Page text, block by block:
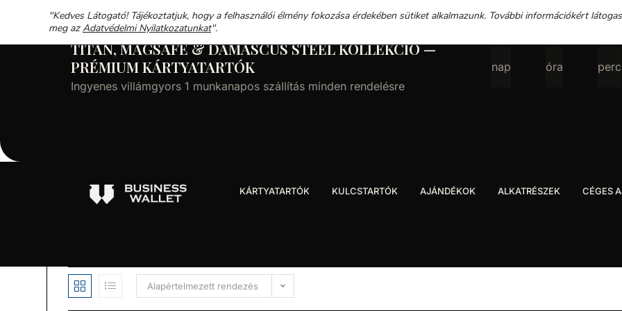
TITÁN, MAGSAFE & DAMASCUS STEEL KOLLEKCIÓ —
PRÉMIUM KÁRTYATARTÓK
Ingyenes villámgyors 1 munkanapos szállítás minden rendelésre
nap óra perc
KÁRTYATARTÓK KULCSTARTÓK AJÁNDÉKOK ALKATRÉSZEK CÉGES
Alapértelmezett rendezés
"Kedves Látogató! Tájékoztatjuk, hogy a felhasználói élmény fokozása érdekében sütiket alkalmazunk. További információkért
meg azAdatvédelmi Nyilatkozatunkat".